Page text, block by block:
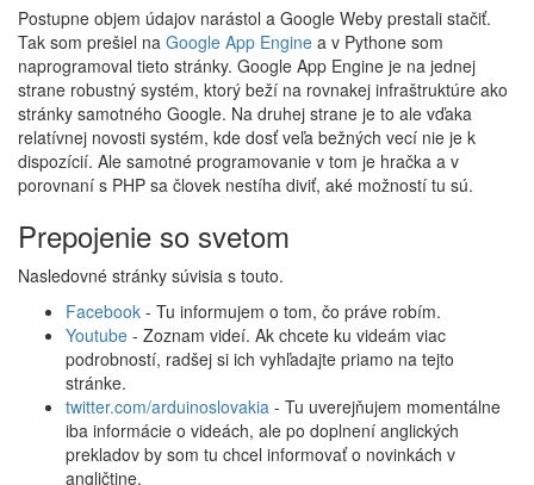
Postupne objem údajov narástol a Google Weby prestali stačiť.
Tak som prešiel na Google App Engine a v Pythone som
naprogramoval tieto stránky. Google App Engine je na jednej
strane robustný systém, ktorý beží na rovnakej infraštruktúre ako
stránky samotného Google. Na druhej strane je to ale vďaka
relatívnej novosti systém, kde dosť veľa bežných vecí nie je k
dispozícií. Ale samotné programovanie v tom je hračka a v
porovnaní s PHP sa človek nestíha diviť, aké možností tu sú.
Prepojenie so svetom
Nasledovné stránky súvisia s touto.
Facebook - Tu informujem o tom, čo práve robím.
Youtube - Zoznam videí. Ak chcete ku videám viac
podrobností, radšej si ich vyhľadajte priamo na tejto
stránke.
twitter.com/arduinoslovakia - Tu uverejňujem momentálne
iba informácie o videách, ale po doplnení anglických
prekladov by som tu chcel informovať o novinkách v
angličtine.